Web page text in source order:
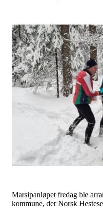
Marsipanløpet fredag ble
kommune, der Norsk